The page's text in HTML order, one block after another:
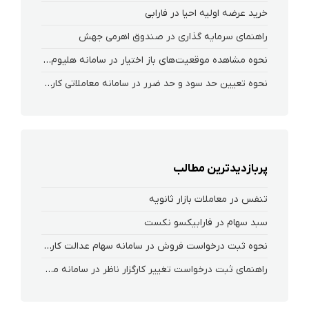
خرید عرضه اولیه احیا در فارابی
راهنمای سرمایه گذاری در صندوق اهرمی جهش
نحوه‌ مشاهده‌ موقعیت‌های باز اختیار در سامانه هلیوم و نکست
نحوه تعیین حد سود و حد ضرر در سامانه معاملاتی کارگزاری فارابی
پربازدیدترین مطالب
تنفس در معاملات بازار ثانویه
سبد سهام در فارابیکسو نکست
نحوه ثبت درخواست فروش در سامانه سهام عدالت کارگزاری فارابی(سعدی)
راهنمای ثبت درخواست تغییر کارگزار ناظر در سامانه معاملاتی ریواس